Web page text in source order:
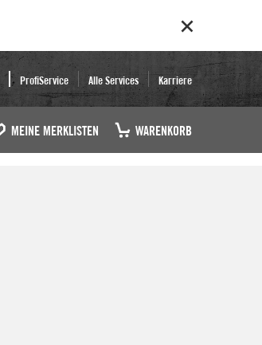
ProfiService Alle Services Karriere
MEINE MERKLISTEN WARENKORB